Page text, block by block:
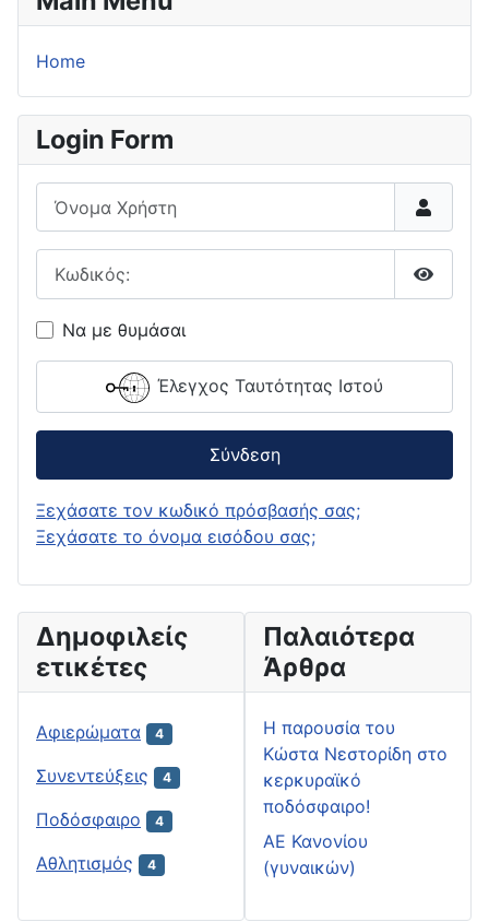
Home
Login Form
Όνομα Χρήστη
Να με θυμάσαι
Έλεγχος Ταυτότητας Ιστού
Σύνδεση
Ξεχάσατε τον κωδικό πρόσβασής σας;
Ξεχάσατε το όνομα εισόδου σας;
Δημοφιλείς
ετικέτες
Αφιερώματα 4
Συνεντεύξεις 4
Ποδόσφαιρο 4
Αθλητισμός 4
Παλαιότερα
Άρθρα
H παρουσία του
Κώστα Νεστορίδη στο
κερκυραϊκό
ποδόσφαιρο!
ΑΕ Κανονίου
(γυναικών)